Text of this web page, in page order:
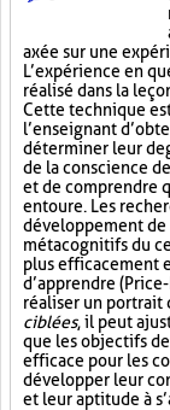
axée sur une
L’expérience en
réalisé dans la
Cette technique
l’enseignant
déterminer leur
de la conscience
et de comprendre
entoure. Les
développement de
métacognitifs du
plus efficacement
d’apprendre
réaliser un portrait
ciblées, il peut
que les objectifs
efficace pour les
développer leur
et leur aptitude à